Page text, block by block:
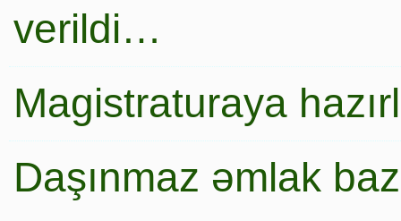
verildi…
Magistraturaya
Daşınmaz əmlak